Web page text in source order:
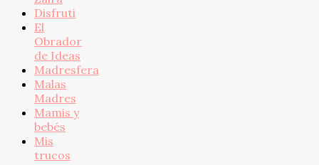
Disfruti
El
Obrador
de Ideas
Madresfera
Malas
Madres
Mamis y
bebés
Mis
trucos